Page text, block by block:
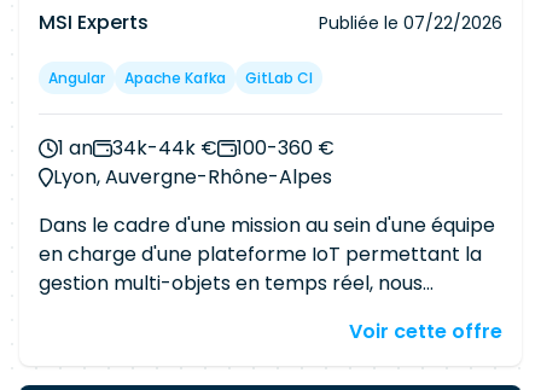
des interfaces Front-End conformes aux
chiffrages, respecter les engagements (délais,
Transmettre vos connaissances aux autres
développeurs de l'équipe, maintenir une veille
technique et être force de proposition sur des
sujets innovants.
MSI Experts Publiée le 07/22/2026
Angular Apache Kafka GitLab CI
1 an 34k-44k €
100-360 €
Lyon, Auvergne-Rhône-Alpes
Dans le cadre d'une mission au sein d'une équipe
en charge d'une plateforme IoT permettant la
gestion multi-objets en temps réel, nous
Angular disposant d'une forte sensibilité aux
tests automatisés et au maintien en conditions
Voir cette offre